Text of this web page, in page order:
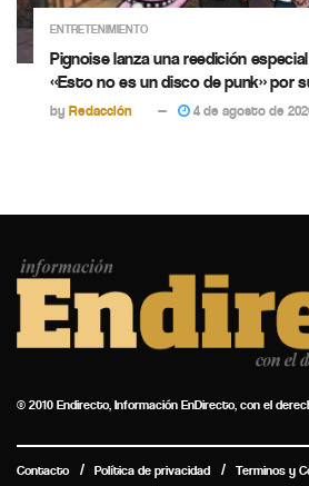
ENTRETENIMIENTO
Pignoise lanza una reedición
«Esto no es un disco de punk» por
by Redacción 4 de agosto de
© 2010 Endirecto, Información EnDirecto, con el
Contacto Política de privacidad Terminos y